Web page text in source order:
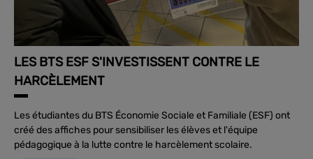
LES BTS ESF S'INVESTISSENT CONTRE LE
HARCÈLEMENT
Les étudiantes du BTS Économie Sociale et Familiale (ESF) ont
créé des affiches pour sensibiliser les élèves et l'équipe
pédagogique à la lutte contre le harcèlement scolaire.